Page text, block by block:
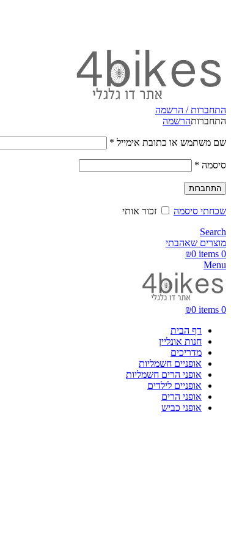
התחברות / הרשמה
התחברותהרשמה
שם משתמש או כתובת אימייל *
סיסמה *
התחברות
שכחתי סיסמה
זכור אותי
Search
מוצרים שאהבתי
0
items
₪0
Menu
0
items
₪0
דף הבית
חנות אונליין
מדריכים
אופניים חשמליות
אופני הרים חשמליות
אופניים לילדים
אופני הרים
אופני כביש